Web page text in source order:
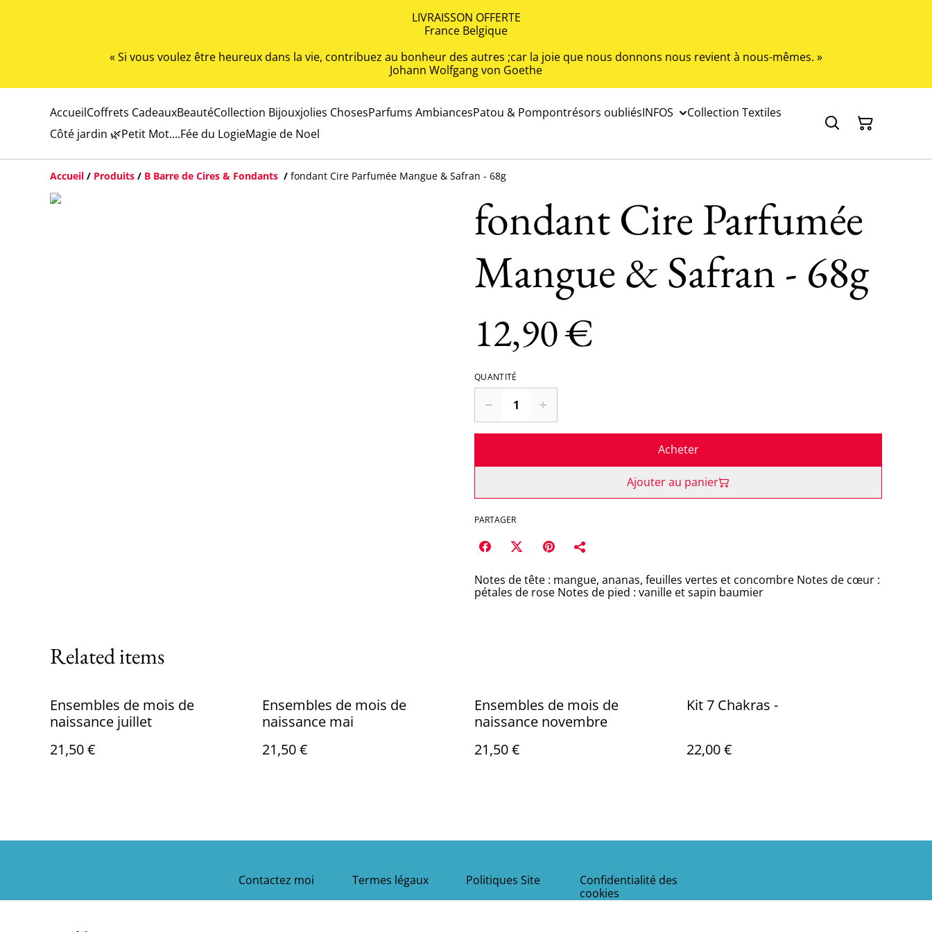
LIVRAISSON OFFERTE
France Belgique
« Si vous voulez être heureux dans la vie, contribuez au bonheur des autres ;car la joie que nous donnons nous revient à nous-mêmes. »
Johann Wolfgang von Goethe
AccueilCoffrets CadeauxBeautéCollection Bijouxjolies ChosesParfums AmbiancesPatou & Pompontrésors oubliésINFOS
Collection Textiles
Côté jardin 🌿Petit Mot....Fée du LogieMagie de Noel
Accueil / Produits / B Barre de Cires & Fondants / fondant Cire Parfumée Mangue & Safran - 68g
fondant Cire Parfumée
Mangue & Safran - 68g
12,90 €
QUANTITÉ
Acheter
Ajouter au panier
PARTAGER
Notes de tête : mangue, ananas, feuilles vertes et concombre Notes de cœur :
pétales de rose Notes de pied : vanille et sapin baumier
Related items
Ensembles de mois de
naissance juillet
21,50 €
Ensembles de mois de
naissance mai
21,50 €
Ensembles de mois de
naissance novembre
21,50 €
Kit 7 Chakras -
22,00 €
Contactez moi Termes légaux Politiques Site
Confidentialité des
cookies